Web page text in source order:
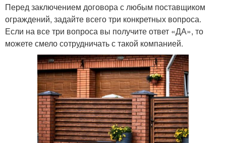
Перед заключением договора с любым поставщиком
ограждений, задайте всего три конкретных вопроса.
Если на все три вопроса вы получите ответ «ДА», то
можете смело сотрудничать с такой компанией.